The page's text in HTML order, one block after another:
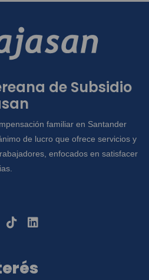
de Subsidio
familiar en Santander
de lucro que ofrece servicios y
enfocados en satisfacer